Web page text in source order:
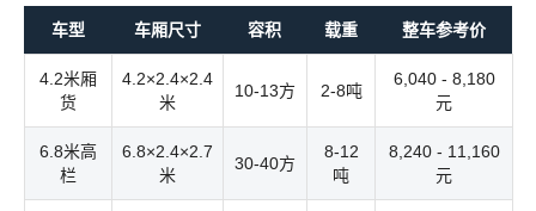
车型 车厢尺寸 容积 载重 整车参考价
4.2米厢
货
4.2×2.4×2.4
米
10-13方 2-8吨
6,040 - 8,180
元
6.8米高
栏
6.8×2.4×2.7
米
30-40方
8-12
吨
8,240 - 11,160
元